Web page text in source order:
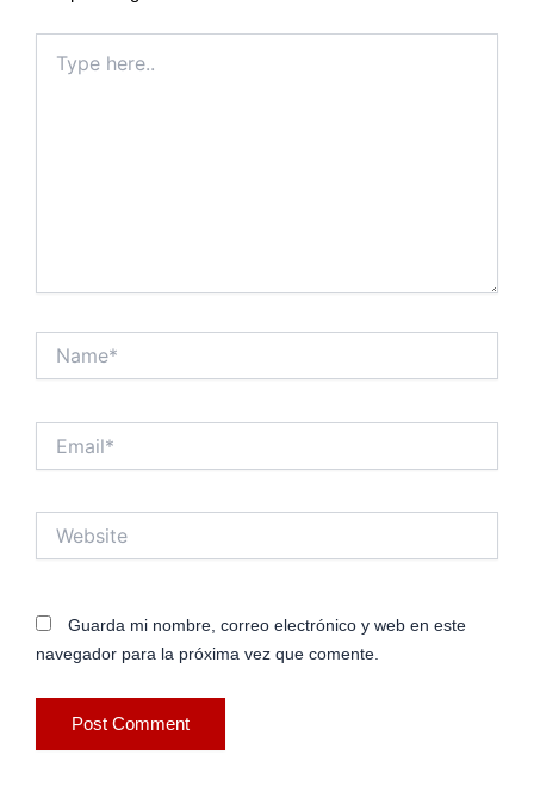
here..
Guarda mi nombre, correo electrónico y web en este
navegador para la próxima vez que comente.